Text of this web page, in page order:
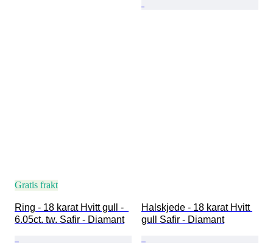
Gratis frakt
Ring - 18 karat Hvitt gull -
6.05ct. tw. Safir - Diamant
Halskjede - 18 karat Hvitt
gull Safir - Diamant